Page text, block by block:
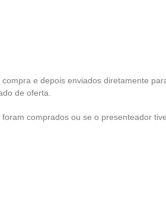
e depois enviados diretamente
de oferta.
comprados ou se o presenteador